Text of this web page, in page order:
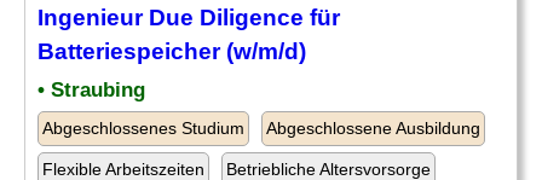
IngenieurDue Diligence für
Batteriespeicher (w/m/d)
• Straubing
Abgeschlossenes Studium Abgeschlossene Ausbildung
Flexible Arbeitszeiten Betriebliche Altersvorsorge